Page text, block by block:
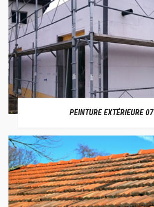
PEINTURE EXTÉRIEURE 07